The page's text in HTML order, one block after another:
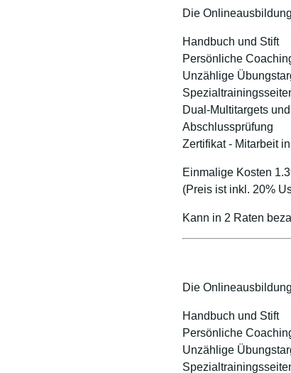
Die
Handbuch und Stift
Persönliche
Unzählige
Dual-Multitargets
Abschlussprüfung
Zertifikat - Mitarbeit
Einmalige Kosten
(Preis ist inkl. 20%
Kann in 2 Raten
Die
Handbuch und Stift
Persönliche
Unzählige